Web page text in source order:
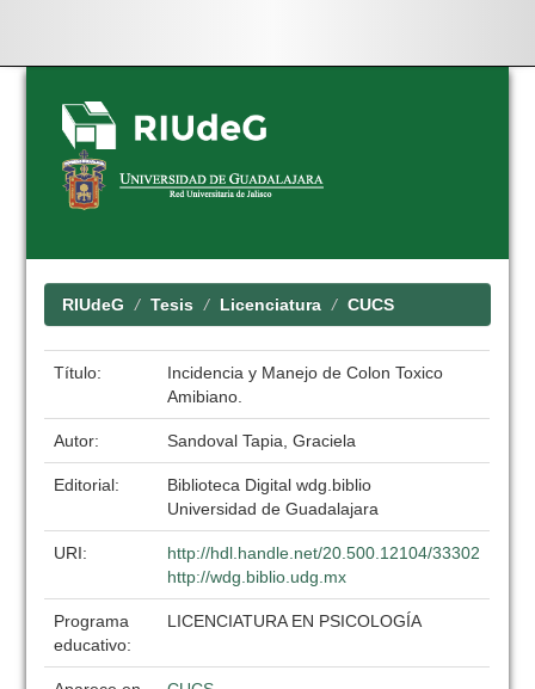
Skip
navigation
RIUdeG Tesis Licenciatura CUCS
Título:
Incidencia y Manejo de Colon Toxico
Amibiano.
Autor: Sandoval Tapia, Graciela
Editorial:
Biblioteca Digital wdg.biblio
Universidad de Guadalajara
URI:
http://hdl.handle.net/20.500.12104/33302
http://wdg.biblio.udg.mx
Programa
educativo:
LICENCIATURA EN PSICOLOGÍA